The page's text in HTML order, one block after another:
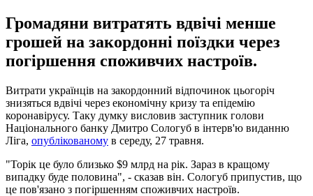
Громадяни витратять вдвічі менше
грошей на закордонні поїздки через
погіршення споживчих настроїв.
Витрати українців на закордонний відпочинок цьогоріч
знизяться вдвічі через економічну кризу та епідемію
коронавірусу. Таку думку висловив заступник голови
Національного банку Дмитро Сологуб в інтерв'ю виданню
Ліга, опублікованому в середу, 27 травня.
"Торік це було близько $9 млрд на рік. Зараз в кращому
випадку буде половина", - сказав він. Сологуб припустив, що
це пов'язано з погіршенням споживчих настроїв.